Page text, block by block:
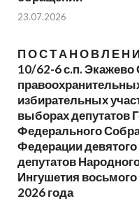
23.07.2026
П О С Т А Н О В Л Е Н
10/62-6 с.п. Экажево
избирательных
выборах депутатов
Федерального
Федерации
депутатов
Ингушетия
2026 года